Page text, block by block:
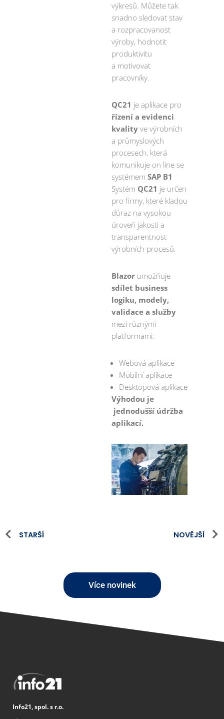
výkresů. Můžete tak
snadno sledovat stav
a rozpracovanost
výroby, hodnotit
produktivitu
a motivovat
pracovníky.
QC21 je aplikace pro
řízení a evidenci
kvalityve výrobních
a průmyslových
procesech, která
komunikuje on line se
systémem SAP B1
Systém QC21 je určen
pro firmy, které kladou
důraz na vysokou
úroveň jakosti a
transparentnost
výrobních procesů.
Blazorumožňuje
sdílet business
logiku, modely,
validace a služby
mezi různými
platformami:
Webová aplikace
Mobilní aplikace
Desktopová aplikace
Výhodou je
jednodušší údržba
aplikací.
STARŠÍ NOVĚJŠÍ
Více novinek
Info21, spol. s r.o.